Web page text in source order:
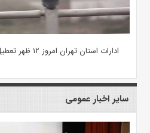
ادارات استان تهران امروز ۱۲ ظهر تعطیل می‌شوند
سایر اخبار عمومی